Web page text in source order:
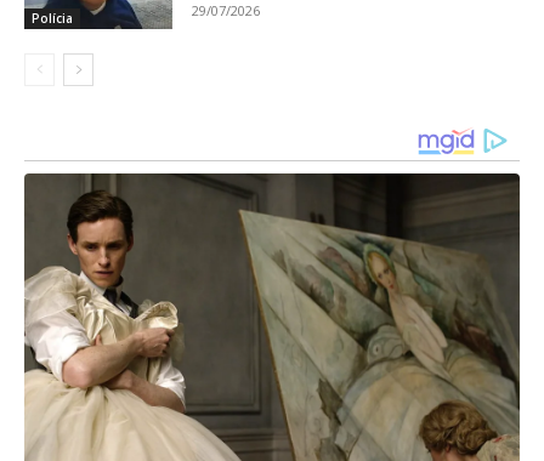
Polícia 29/07/2026